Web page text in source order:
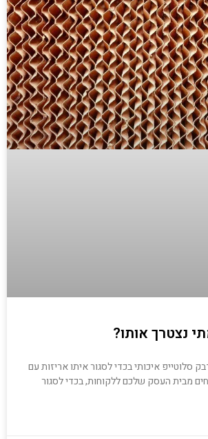
נצטרך אותו?
איכותי בכדי לסגור איתו אריזות עם
מבית העסק שלכם ללקוחות, בכדי לסגור